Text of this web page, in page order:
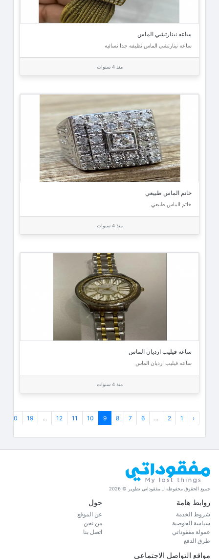
ساعه نينارتشي الماس
ساعه نينارتشي الماس نظيفه جدا نسائيه
منذ 4 سنوات
خاتم الماس طبيعي
خاتم الماس طبيعي
منذ 4 سنوات
ساعه فيليب ارديان الماس
ساعه فيليب ارديان الماس
منذ 4 سنوات
‹
1
2
...
6
7
8
9
10
11
12
...
19
20
جميع الحقوق محفوظه لـ مفقوداتي تطوير © 2026
روابط هامة
شروط الخدمة
سياسة الخوصية
عمولة مفقوداتي
طرق الدفع
حول
عن الموقع
من نحن
اتصل بنا
مواقع التواصل الاجتماعي